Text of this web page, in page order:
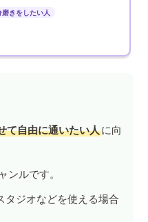
磨きをしたい人
て自由に通いたい人に向
ンルです。
タジオなどを使える場合